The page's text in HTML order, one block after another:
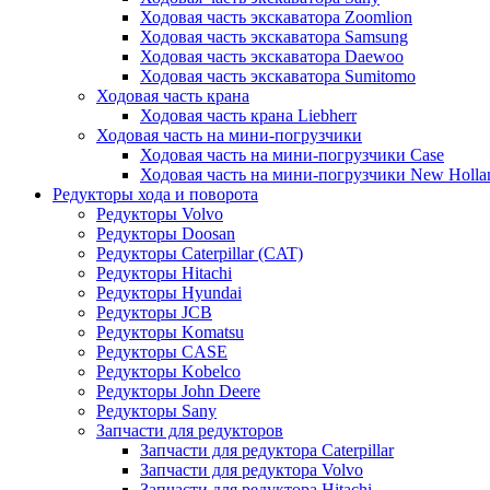
Ходовая часть экскаватора Zoomlion
Ходовая часть экскаватора Samsung
Ходовая часть экскаватора Daewoo
Ходовая часть экскаватора Sumitomo
Ходовая часть крана
Ходовая часть крана Liebherr
Ходовая часть на мини-погрузчики
Ходовая часть на мини-погрузчики Case
Ходовая часть на мини-погрузчики New
Редукторы хода и поворота
Редукторы Volvo
Редукторы Doosan
Редукторы Caterpillar (CAT)
Редукторы Hitachi
Редукторы Hyundai
Редукторы JCB
Редукторы Komatsu
Редукторы CASE
Редукторы Kobelco
Редукторы John Deere
Редукторы Sany
Запчасти для редукторов
Запчасти для редуктора Caterpillar
Запчасти для редуктора Volvo